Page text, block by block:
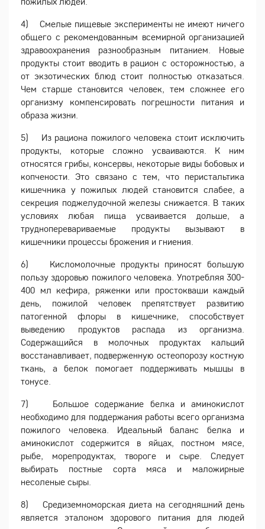
4) Смелые пищевые эксперименты не имеют ничего
общего с рекомендованным всемирной организацией
здравоохранения разнообразным питанием. Новые
продукты стоит вводить в рацион с осторожностью, а
от экзотических блюд стоит полностью отказаться.
Чем старше становится человек, тем сложнее его
организму компенсировать погрешности питания и
образа жизни.
5) Из рациона пожилого человека стоит исключить
продукты, которые сложно усваиваются. К ним
относятся грибы, консервы, некоторые виды бобовых и
копчености. Это связано с тем, что перистальтика
кишечника у пожилых людей становится слабее, а
секреция поджелудочной железы снижается. В таких
условиях любая пища усваивается дольше, а
трудноперевариваемые продукты вызывают в
кишечники процессы брожения и гниения.
6) Кисломолочные продукты приносят большую
пользу здоровью пожилого человека. Употребляя 300-
400 мл кефира, ряженки или простокваши каждый
день, пожилой человек препятствует развитию
патогенной флоры в кишечнике, способствует
выведению продуктов распада из организма.
Содержащийся в молочных продуктах кальций
восстанавливает, подверженную остеопорозу костную
ткань, а белок помогает поддерживать мышцы в
тонусе.
7) Большое содержание белка и аминокислот
необходимо для поддержания работы всего организма
пожилого человека. Идеальный баланс белка и
аминокислот содержится в яйцах, постном мясе,
рыбе, морепродуктах, твороге и сыре. Следует
выбирать постные сорта мяса и маложирные
несоленые сыры.
8) Средиземноморская диета на сегодняшний день
является эталоном здорового питания для людей